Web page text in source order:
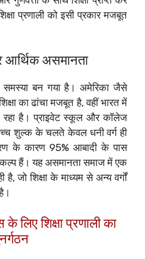
प्रणाली को इसी प्रकार मजबूत
आर्थिक असमानता
समस्या बन गया है। अमेरिका जैसे
का ढांचा मजबूत है, वहीं भारत में
रहा है। प्राइवेट स्कूल और कॉलेज
शुल्क के चलते केवल धनी वर्ग ही
के कारण 95% आबादी के पास
हैं। यह असमानता समाज में एक
है, जो शिक्षा के माध्यम से अन्य वर्गों
लिए शिक्षा प्रणाली का